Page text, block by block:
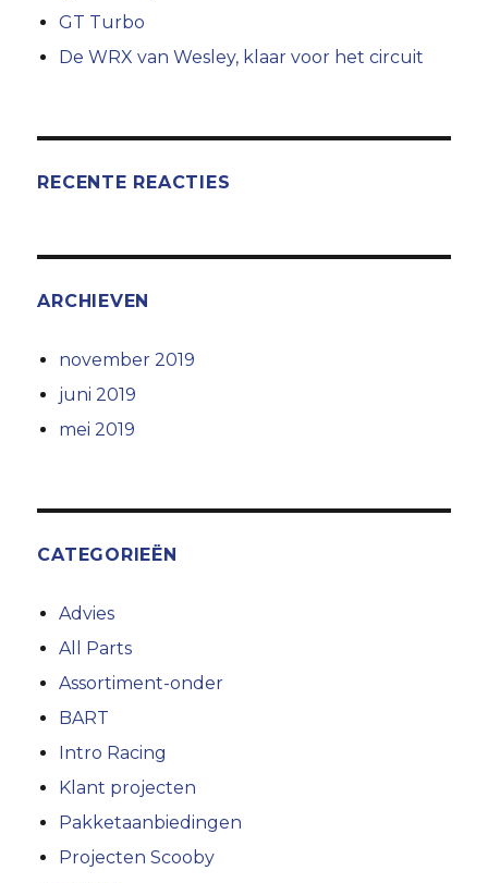
GT Turbo
De WRX van Wesley, klaar voor het circuit
RECENTE REACTIES
ARCHIEVEN
november 2019
juni 2019
mei 2019
CATEGORIEËN
Advies
All Parts
Assortiment-onder
BART
Intro Racing
Klant projecten
Pakketaanbiedingen
Projecten Scooby